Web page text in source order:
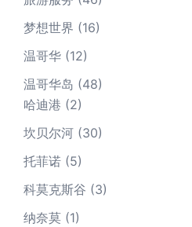
梦想世界 (16)
温哥华 (12)
温哥华岛 (48)
哈迪港 (2)
坎贝尔河 (30)
托菲诺 (5)
科莫克斯谷 (3)
纳奈莫 (1)